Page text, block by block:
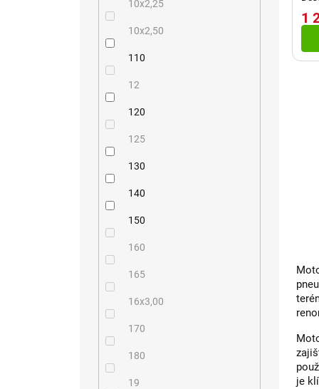
10x2,25
10x2,50
110
12
120
125
130
140
150
160
165
16x3,00
170
180
19
1
je